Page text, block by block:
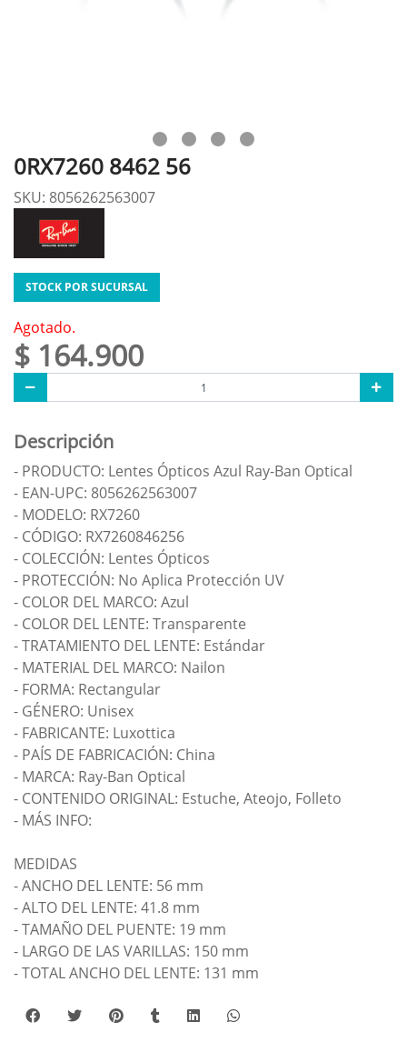
0RX7260 8462 56
SKU: 8056262563007
STOCK POR SUCURSAL
Agotado.
$ 164.900
Descripción
- PRODUCTO: Lentes Ópticos Azul Ray-Ban Optical
- EAN-UPC: 8056262563007
- MODELO: RX7260
- CÓDIGO: RX7260846256
- COLECCIÓN: Lentes Ópticos
- PROTECCIÓN: No Aplica Protección UV
- COLOR DEL MARCO: Azul
- COLOR DEL LENTE: Transparente
- TRATAMIENTO DEL LENTE: Estándar
- MATERIAL DEL MARCO: Nailon
- FORMA: Rectangular
- GÉNERO: Unisex
- FABRICANTE: Luxottica
- PAÍS DE FABRICACIÓN: China
- MARCA: Ray-Ban Optical
- CONTENIDO ORIGINAL: Estuche, Ateojo, Folleto
- MÁS INFO:
MEDIDAS
- ANCHO DEL LENTE: 56 mm
- ALTO DEL LENTE: 41.8 mm
- TAMAÑO DEL PUENTE: 19 mm
- LARGO DE LAS VARILLAS: 150 mm
- TOTAL ANCHO DEL LENTE: 131 mm